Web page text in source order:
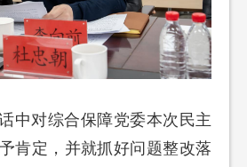
中对综合保障党委本次民主
肯定，并就抓好问题整改落